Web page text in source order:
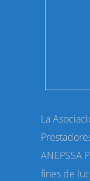
La
ANEPSSA
fines de